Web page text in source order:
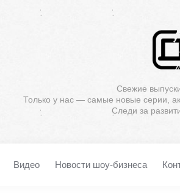
Свежие
Только у нас — самые новые серии,
Следи за
Видео Новости шоу-бизнеса